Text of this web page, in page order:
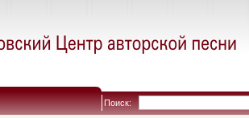
Поиск: